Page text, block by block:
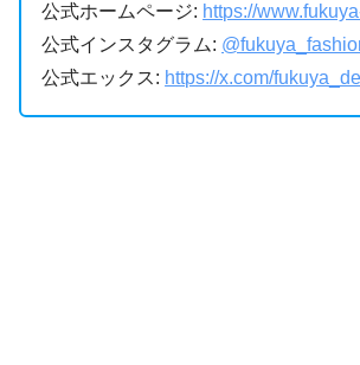
公式ホームページ: https://
公式インスタグラム:
公式エックス: https://x.com/